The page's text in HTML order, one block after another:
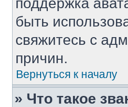
быть
свяжитесь с
причин.
Вернуться к началу
» Что такое